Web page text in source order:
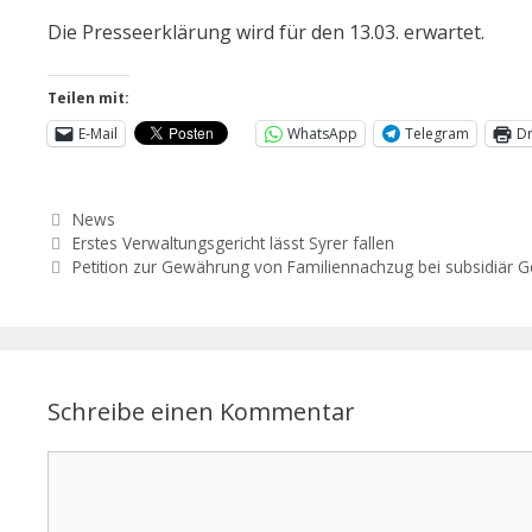
Die Presseerklärung wird für den 13.03. erwartet.
Teilen mit:
E-Mail
WhatsApp Telegram
News
Erstes Verwaltungsgericht lässt Syrer fallen
Petition zur Gewährung von Familiennachzug bei subsidiär
Schreibe einen Kommentar